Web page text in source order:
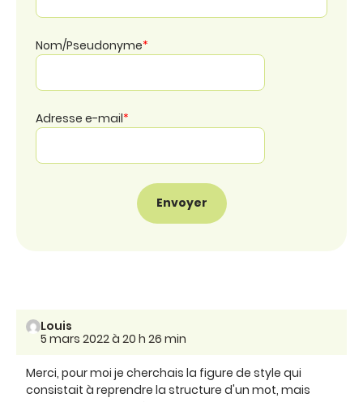
Nom/Pseudonyme*
Adresse e-mail*
Louis
5 mars 2022 à 20 h 26 min
Merci, pour moi je cherchais la figure de style qui
consistait à reprendre la structure d'un mot, mais